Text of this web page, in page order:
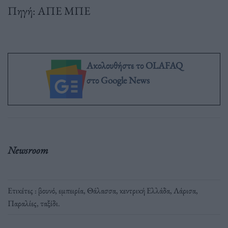
Πηγή: ΑΠΕ ΜΠΕ
Ακολουθήστε το OLAFAQ
στο Google News
Newsroom
Ετικέτες : βουνό, εμπειρία, Θάλασσα,κεντρική Ελλάδα,Λάρισα,
Παραλίες,ταξίδι.